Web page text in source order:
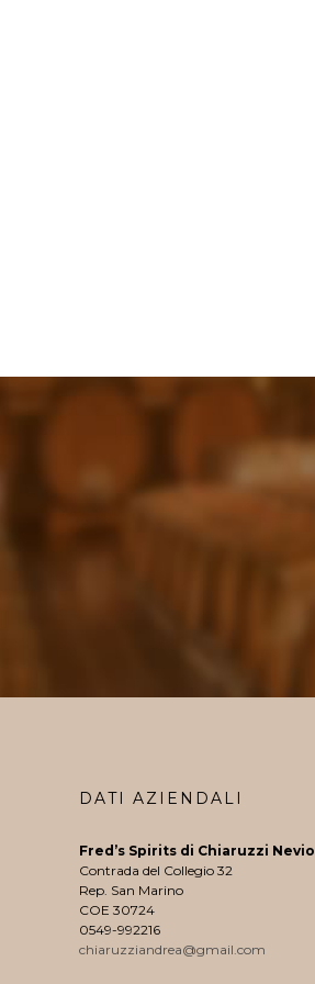
DATI AZIENDALI
Fred’s Spirits di Chiaruzzi Nevio
Contrada del Collegio 32
Rep. San Marino
COE 30724
0549-992216
chiaruzziandrea@gmail.com